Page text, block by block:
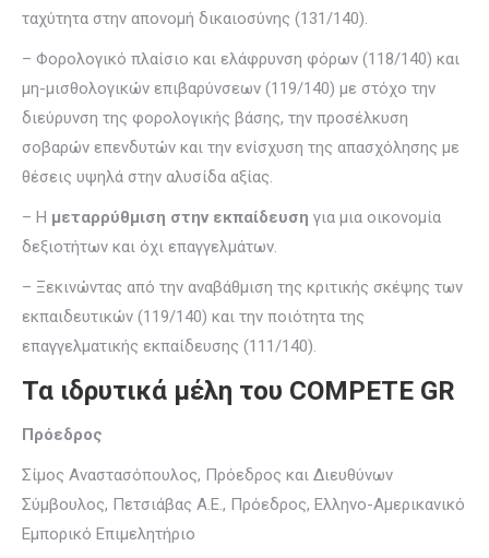
ταχύτητα στην απονομή δικαιοσύνης (131/140).
– Φορολογικό πλαίσιο και ελάφρυνση φόρων (118/140) και
μη-μισθολογικών επιβαρύνσεων (119/140) με στόχο την
διεύρυνση της φορολογικής βάσης, την προσέλκυση
σοβαρών επενδυτών και την ενίσχυση της απασχόλησης με
θέσεις υψηλά στην αλυσίδα αξίας.
– Η μεταρρύθμιση στην εκπαίδευση για μια οικονομία
δεξιοτήτων και όχι επαγγελμάτων.
– Ξεκινώντας από την αναβάθμιση της κριτικής σκέψης των
εκπαιδευτικών (119/140) και την ποιότητα της
επαγγελματικής εκπαίδευσης (111/140).
Τα ιδρυτικά μέλη του COMPETE GR
Πρόεδρος
Σίμος Αναστασόπουλος, Πρόεδρος και Διευθύνων
Σύμβουλος, Πετσιάβας Α.Ε., Πρόεδρος, Ελληνο-Αμερικανικό
Εμπορικό Επιμελητήριο